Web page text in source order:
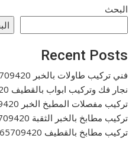
البحث
Recent Posts
فني تركيب طاولات بالخبر 0565709420
نجار فك وتركيب ابواب بالقطيف 0565709420
تركيب مفصلات المطبخ الخبر 0565709420
تركيب مطابخ بالخبر الثقبة 0565709420
تركيب مطابخ بالقطيف 0565709420